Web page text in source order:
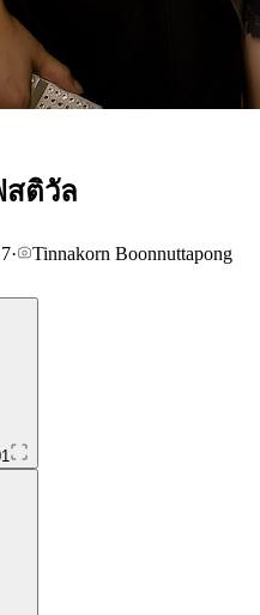
สติวัล
· Tinnakorn Boonnuttapong